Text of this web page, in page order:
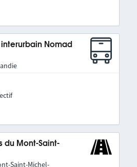
interurbain Nomad
du Mont-Saint-
Saint-Michel-